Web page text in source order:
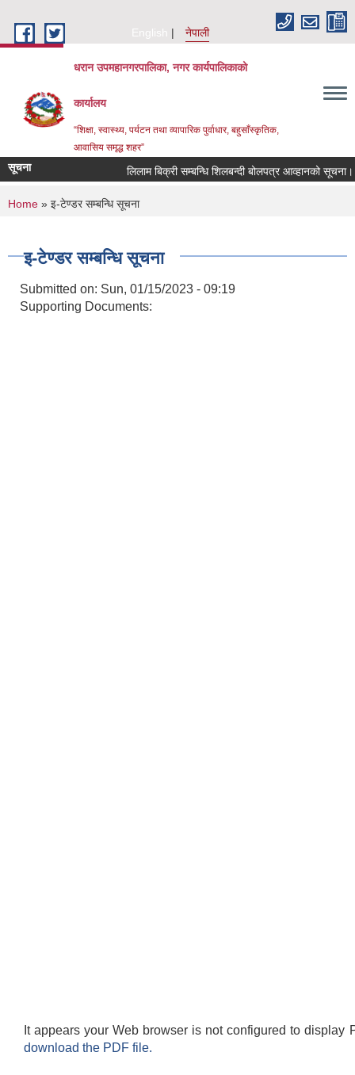
English
नेपाली
धरान उपमहानगरपालिका, नगर कार्यपालिकाको
कार्यालय
“शिक्षा, स्वास्थ्य, पर्यटन तथा व्यापारिक पुर्वाधार, बहुसाँस्कृतिक,
आवासिय समृद्ध शहर”
सूचना लिलाम बिक्री सम्बन्धि शिलबन्दी बोलपत्र आव्हानको सूचना।
You are here
Home » इ-टेण्डर सम्बन्धि सूचना
इ-टेण्डर सम्बन्धि सूचना
Submitted on: Sun, 01/15/2023 - 09:19
Supporting Documents:
It appears your Web browser is not configured to display
download the PDF file.